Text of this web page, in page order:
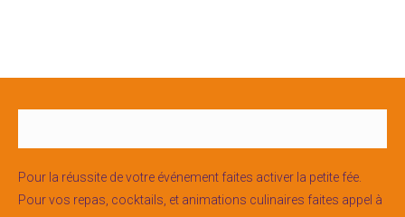
Pour la réussite de votre événement faites activer la petite fée.
Pour vos repas, cocktails, et animations culinaires faites appel à